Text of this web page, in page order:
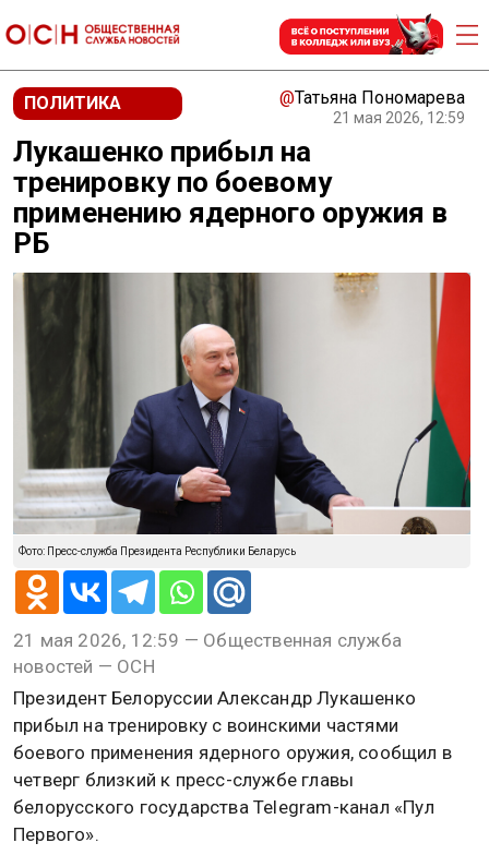
ПОЛИТИКА @Татьяна Пономарева
21 мая 2026, 12:59
Лукашенко прибыл на
тренировку по боевому
применению ядерного оружия в
РБ
Фото: Пресс-служба Президента Республики Беларусь
21 мая 2026, 12:59 — Общественная служба
новостей — ОСН
Президент Белоруссии Александр Лукашенко
прибыл на тренировку с воинскими частями
боевого применения ядерного оружия, сообщил в
четверг близкий к пресс-службе главы
белорусского государства Telegram-канал «Пул
Первого».